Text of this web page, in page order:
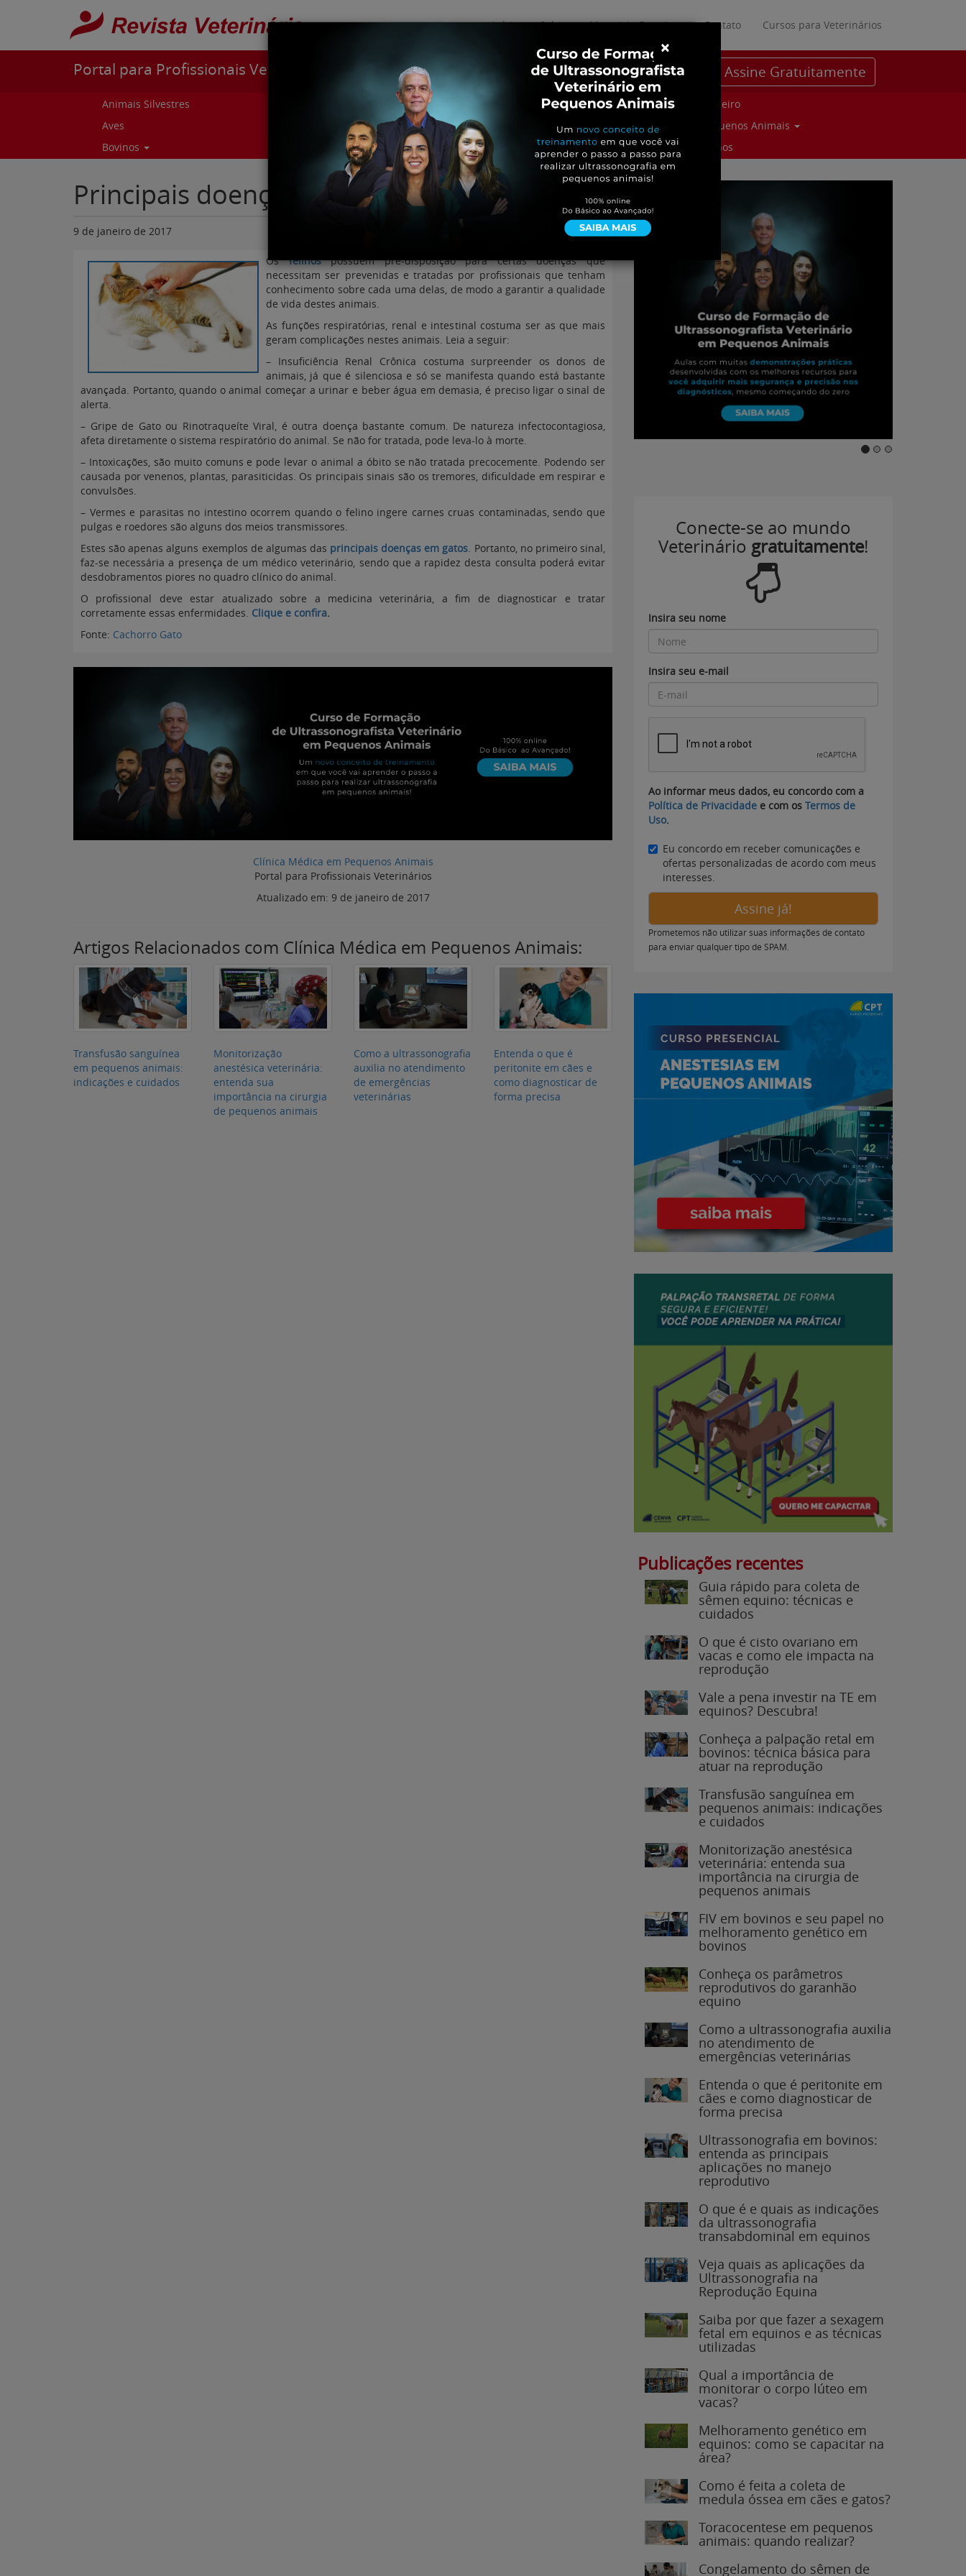
Pular para o conteúdo
Início Sobre Materiais Gratuitos Contato Cursos para Veterinários
Portal para Profissionais Veterinários Assine Gratuitamente
Animais Silvestres
Aves
Bovinos
Curiosidades
Cursos e Eventos
Entrevistas
Genética e Tecnologia
Parceiro
Pequenos Animais
Suinos
Principais doenças em gatos
9 de janeiro de 2017
Osfelinospossuem pré-disposição para certas doenças que
necessitam ser prevenidas e tratadas por profissionais que tenham
conhecimento sobre cada uma delas, de modo a garantir a qualidade
de vida destes animais.
As funções respiratórias, renal e intestinal costuma ser as que mais
geram complicações nestes animais. Leia a seguir:
– Insuficiência Renal Crônica costuma surpreender os donos de
animais, já que é silenciosa e só se manifesta quando está bastante
avançada. Portanto, quando o animal começar a urinar e beber água em demasia, é preciso ligar o sinal de
alerta.
– Gripe de Gato ou Rinotraqueíte Viral, é outra doença bastante comum. De natureza infectocontagiosa,
afeta diretamente o sistema respiratório do animal. Se não for tratada, pode leva-lo à morte.
– Intoxicações, são muito comuns e pode levar o animal a óbito se não tratada precocemente. Podendo ser
causada por venenos, plantas, parasiticidas. Os principais sinais são os tremores, dificuldade em respirar e
convulsões.
– Vermes e parasitas no intestino ocorrem quando o felino ingere carnes cruas contaminadas, sendo que
pulgas e roedores são alguns dos meios transmissores.
Estes são apenas alguns exemplos de algumas das principais doenças em gatos. Portanto, no primeiro sinal,
faz-se necessária a presença de um médico veterinário, sendo que a rapidez desta consulta poderá evitar
desdobramentos piores no quadro clínico do animal.
O profissional deve estar atualizado sobre a medicina veterinária, a fim de diagnosticar e tratar
corretamente essas enfermidades. Clique e confira.
Fonte: Cachorro Gato
Atualizado em:9 de janeiro de 2017
Artigos Relacionados com Clínica Médica em Pequenos Animais:
Monitorização
anestésica veterinária:
de pequenos animais
Como a ultrassonografia
auxilia no atendimento
Conecte-se ao mundo
Veterinário gratuitamente!
Insira seu nome
Insira seu e-mail
Ao informar meus dados, eu concordo com a
Política de Privacidade e com os Termos de
Uso.
Eu concordo em receber comunicações e
ofertas personalizadas de acordo com meus
interesses.
Assine já!
Prometemos não utilizar suas informações de contato
para enviar qualquer tipo de SPAM.
Publicações recentes
Guia rápido para coleta de
sêmen equino: técnicas e
cuidados
O que é cisto ovariano em
vacas e como ele impacta na
reprodução
Vale a pena investir na TE em
equinos? Descubra!
Conheça a palpação retal em
bovinos: técnica básica para
atuar na reprodução
Transfusão sanguínea em
pequenos animais: indicações
e cuidados
Monitorização anestésica
veterinária: entenda sua
importância na cirurgia de
pequenos animais
FIV em bovinos e seu papel no
melhoramento genético em
bovinos
Conheça os parâmetros
reprodutivos do garanhão
equino
Como a ultrassonografia auxilia
no atendimento de
emergências veterinárias
Entenda o que é peritonite em
cães e como diagnosticar de
forma precisa
Ultrassonografia em bovinos:
entenda as principais
aplicações no manejo
reprodutivo
O que é e quais as indicações
da ultrassonografia
transabdominal em equinos
Veja quais as aplicações da
Ultrassonografia na
Reprodução Equina
Saiba por que fazer a sexagem
fetal em equinos e as técnicas
utilizadas
Qual a importância de
monitorar o corpo lúteo em
vacas?
Melhoramento genético em
equinos: como se capacitar na
área?
Como é feita a coleta de
medula óssea em cães e gatos?
Toracocentese em pequenos
animais: quando realizar?
Congelamento do sêmen de
×